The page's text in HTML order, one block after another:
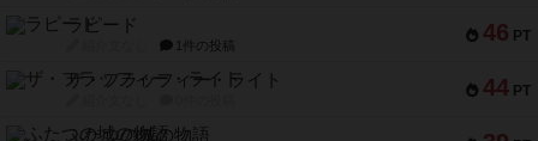
46 PT
ラピード
1件の投稿
44 PT
ザ・フラッフィー・ライト
ふたつの城の物語